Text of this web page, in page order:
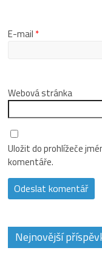
E-mail *
Webová stránka
Uložit do prohlížeče
komentáře.
Nejnovější